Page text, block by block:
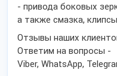
- привода боковых
а также смазка,
Отзывы наших
Ответим на вопросы -
Viber, WhatsApp,